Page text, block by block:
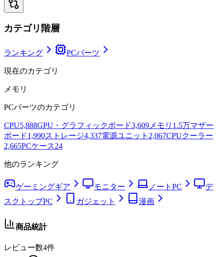
カテゴリ階層
ランキング PCパーツ
現在のカテゴリ
メモリ
PCパーツのカテゴリ
CPU5,888GPU・グラフィックボード3,609メモリ 1.5万マザー
ボード1,990ストレージ4,337電源ユニット 2,067CPUクーラー
2,665PCケース24
他のランキング
ゲーミングギア モニター ノートPC
デ
スクトップPC
ガジェット 漫画
商品統計
レビュー数4件